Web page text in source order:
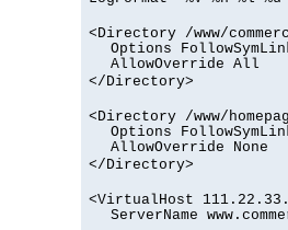
<Directory /www/
Options
AllowOverride All
</Directory>
<Directory /www/
Options
AllowOverride None
</Directory>
<VirtualHost
ServerName